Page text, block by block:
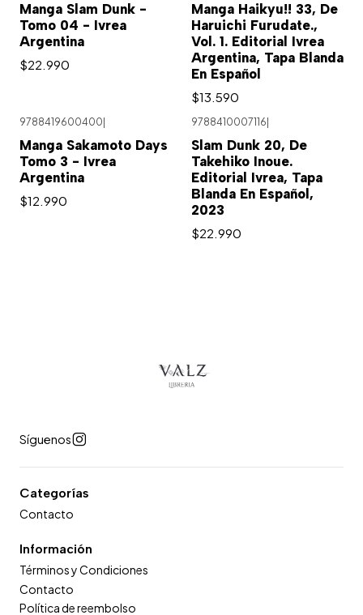
Manga Slam Dunk -
Tomo 04 - Ivrea
Argentina
$22.990
Manga Haikyu!! 33, De
Haruichi Furudate.,
Vol. 1. Editorial Ivrea
Argentina, Tapa Blanda
En Español
$13.590
9788419600400
Manga Sakamoto Days
Tomo 3 - Ivrea
Argentina
$12.990
9788410007116
Slam Dunk 20, De
Takehiko Inoue.
Editorial Ivrea, Tapa
Blanda En Español,
2023
$22.990
Síguenos
Categorías
Contacto
Información
Términos y Condiciones
Contacto
Política de reembolso